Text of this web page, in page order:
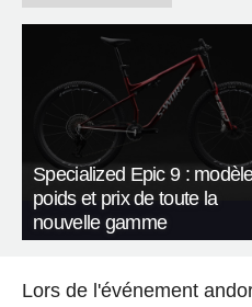
Specialized Epic 9 :
poids et prix de toute la
nouvelle gamme
Lors de l'événement